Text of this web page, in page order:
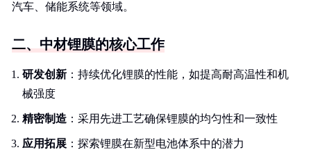
汽车、储能系统等领域。
二、中材锂膜的核心工作
研发创新 ：持续优化锂膜的性能，如提高耐高温性和机
械强度
精密制造 ：采用先进工艺确保锂膜的均匀性和一致性
应用拓展 ：探索锂膜在新型电池体系中的潜力